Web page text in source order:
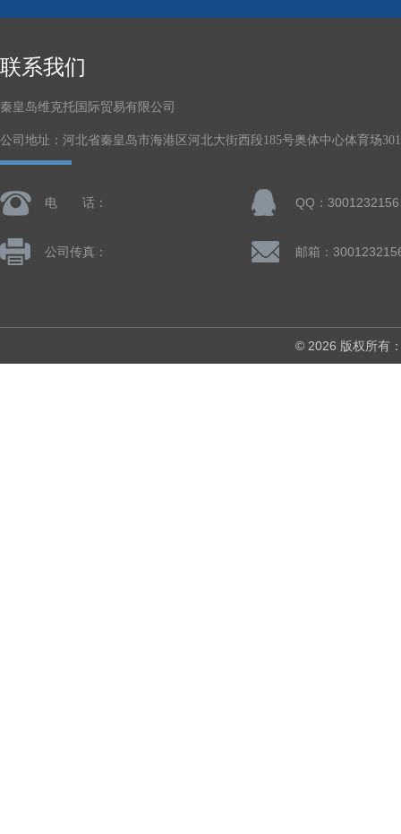
联系我们
秦皇岛维克托国际贸易有限公司
公司地址：河北省秦皇岛市海港区河北大街西段185号奥体中心体育场
电 话： QQ：3001232156
公司传真： 邮箱：
© 2026 版权所有